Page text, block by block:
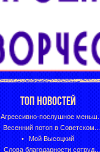
ТОП НОВОСТЕЙ
Агрессивно-послушное меньш...
Весенний потоп в Советском...
Мой Высоцкий
Слова благодарности сотруд...